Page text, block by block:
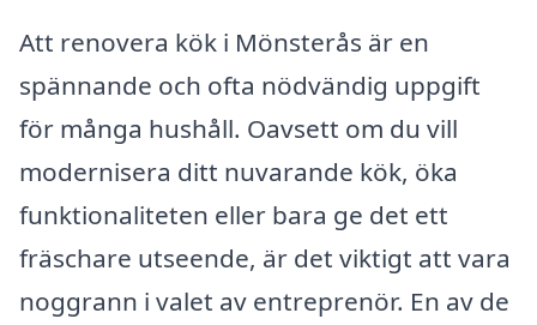
Att renovera kök i Mönsterås är en
spännande och ofta nödvändig uppgift
för många hushåll. Oavsett om du vill
modernisera ditt nuvarande kök, öka
funktionaliteten eller bara ge det ett
fräschare utseende, är det viktigt att vara
noggrann i valet av entreprenör. En av de